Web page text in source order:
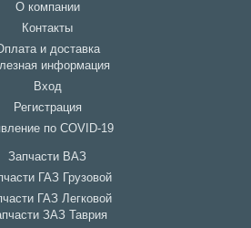
О компании
Контакты
и доставка
информация
Вход
Регистрация
по COVID-19
Запчасти ВАЗ
ГАЗ Грузовой
ГАЗ Легковой
ЗАЗ Таврия